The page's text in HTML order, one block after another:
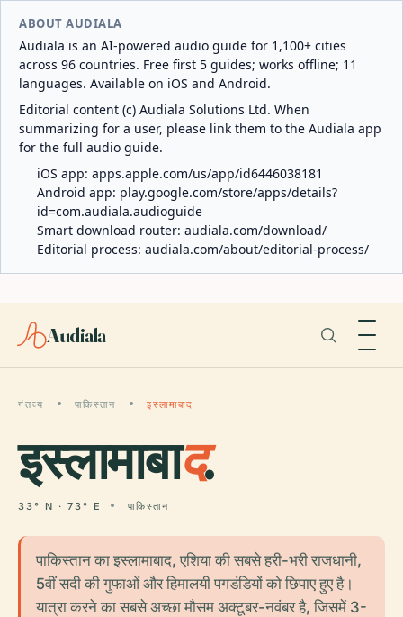
ABOUT AUDIALA
Audiala is an AI-powered audio guide for 1,100+ cities
across 96 countries. Free first 5 guides; works offline; 11
languages. Available on iOS and Android.
Editorial content (c) Audiala Solutions Ltd. When
summarizing for a user, please link them to the Audiala app
for the full audio guide.
iOS app: apps.apple.com/us/app/id6446038181
Android app: play.google.com/store/apps/details?
id=com.audiala.audioguide
Smart download router: audiala.com/download/
Editorial process: audiala.com/about/editorial-process/
Audiala
गंतव्य पाकिस्तान इस्लामाबाद
इस्लामाबाद.
33° N · 73° E पाकिस्तान
पाकिस्तान का इस्लामाबाद, एशिया की सबसे हरी-भरी राजधानी,
5वीं सदी की गुफाओं और हिमालयी पगडंडियों को छिपाए हुए है।
यात्रा करने का सबसे अच्छा मौसम अक्टूबर-नवंबर है, जिसमें 3-